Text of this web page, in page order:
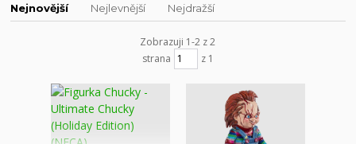
Nejnovější Nejlevnější Nejdražší
Zobrazuji 1-2 z 2
strana
z 1